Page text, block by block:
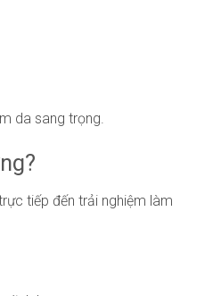
da sang trọng.
tiếp đến trải nghiệm làm